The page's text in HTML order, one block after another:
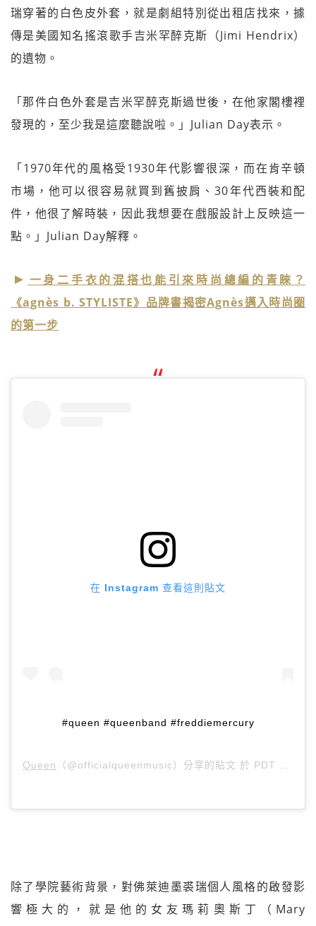
瑞穿著的白色皮外套，就是劇組特別從出租店找來，據
傳是美國知名搖滾歌手吉米罕醉克斯（Jimi Hendrix）
的遺物。
「那件白色外套是吉米罕醉克斯過世後，在他家閣樓裡
發現的，至少我是這麼聽說啦。」Julian Day表示。
「1970年代的風格受1930年代影響很深，而在肯辛頓
市場，他可以很容易就買到舊披肩、30年代西裝和配
件，他很了解時裝，因此我想要在戲服設計上反映這一
點。」Julian Day解釋。
一身二手衣的混搭也能引來時尚總編的青睞？
《agnès b. STYLISTE》品牌書揭密Agnès邁入時尚圈
的第一步
在 Instagram 查看這則貼文
#queen #queenband #freddiemercury
Queen （@officialqueenmusic）分享的貼文 於 PDT 2018 年 10月 月 30 日 上午 5:38
除了學院藝術背景，對佛萊迪墨裘瑞個人風格的啟發影
響極大的，就是他的女友瑪莉奧斯丁（Mary